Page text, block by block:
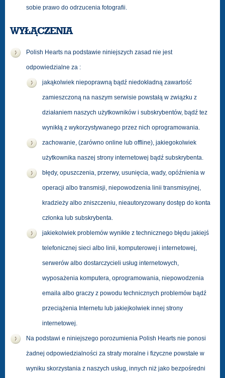
sobie prawo do odrzucenia fotografii.
WYŁĄCZENIA
Polish Hearts na podstawie niniejszych zasad nie jest
odpowiedzialne za :
jakąkolwiek niepoprawną bądź niedokładną zawartość
zamieszczoną na naszym serwisie powstałą w związku z
działaniem naszych użytkowników i subskrybentów, bądź tez
wynikłą z wykorzystywanego przez nich oprogramowania.
zachowanie, (zarówno online lub offline), jakiegokolwiek
użytkownika naszej strony internetowej bądź subskrybenta.
błędy, opuszczenia, przerwy, usunięcia, wady, opóźnienia w
operacji albo transmisji, niepowodzenia linii transmisyjnej,
kradzieży albo zniszczeniu, nieautoryzowany dostęp do konta
członka lub subskrybenta.
jakiekolwiek problemów wynikłe z technicznego błędu jakiejś
telefonicznej sieci albo linii, komputerowej i internetowej,
serwerów albo dostarczycieli usług internetowych,
wyposażenia komputera, oprogramowania, niepowodzenia
emaila albo graczy z powodu technicznych problemów bądź
przeciążenia Internetu lub jakiejkolwiek innej strony
internetowej.
Na podstawi e niniejszego porozumienia Polish Hearts nie ponosi
żadnej odpowiedzialności za straty moralne i fizyczne powstałe w
wyniku skorzystania z naszych usług, innych niż jako bezpośredni